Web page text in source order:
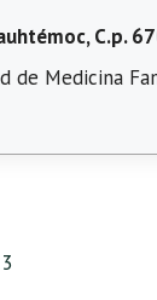
C.p.
de Medicina